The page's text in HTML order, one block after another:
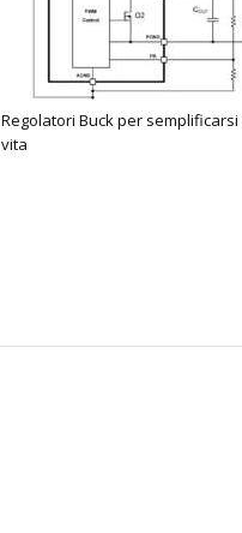
Regolatori Buck per semplificarsi
vita